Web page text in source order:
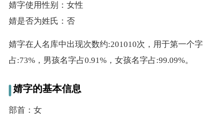
婧字使用性别：女性
婧是否为姓氏：否
婧字在人名库中出现次数约:201010次，用于第一个字
占:73%，男孩名字占0.91%，女孩名字占:99.09%。
婧字的基本信息
部首：女